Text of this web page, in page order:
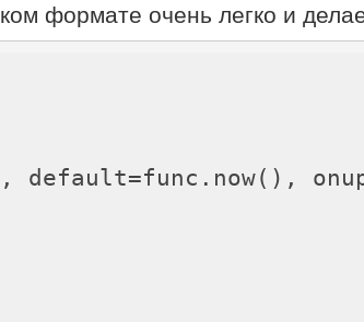
формате очень легко и
default=func.now(),